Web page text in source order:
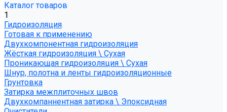
Каталог товаров
1
Гидроизоляция
Готовая к применению
Двухкомпонентная гидроизоляция
Жёсткая гидроизоляция \ Сухая
Проникающая гидроизоляция \ Сухая
Шнур, полотна и ленты гидроизоляционные
Грунтовка
Затирка межплиточных швов
Двухкомпаннентная затирка \ Эпоксидная